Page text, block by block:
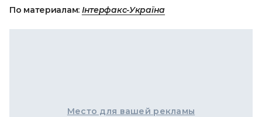
По материалам: Інтерфакс-Україна
Место для вашей рекламы